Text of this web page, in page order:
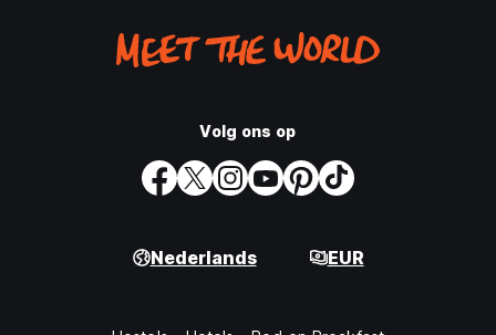
Volg ons op
Nederlands EUR